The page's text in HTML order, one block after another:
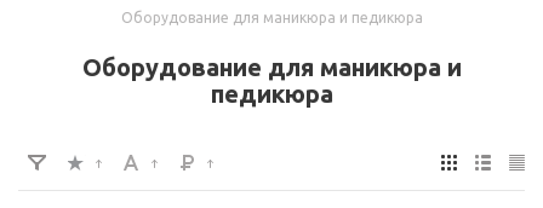
Оборудование для маникюра и педикюра
Оборудование для маникюра и
педикюра